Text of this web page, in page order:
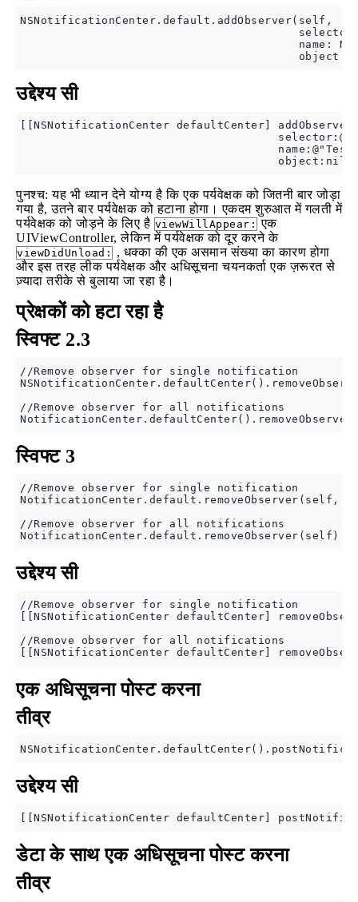
NSNotificationCenter.default.addObserver(self,
name:
उद्देश्य सी
[[NSNotificationCenter defaultCenter]
पुनश्च: यह भी ध्यान देने योग्य है कि एक पर्यवेक्षक को जितनी बार जोड़ा
गया है, उतने बार पर्यवेक्षक को हटाना होगा। एकदम शुरुआत में गलती में
पर्यवेक्षक को जोड़ने के लिए है viewWillAppear: एक
UIViewController, लेकिन में पर्यवेक्षक को दूर करने के
viewDidUnload:
, धक्का की एक असमान संख्या का कारण होगा
और इस तरह लीक पर्यवेक्षक और अधिसूचना चयनकर्ता एक ज़रूरत से
ज़्यादा तरीके से बुलाया जा रहा है।
प्रेक्षकों को हटा रहा है
स्विफ्ट 2.3
//Remove observer for single notification
//Remove observer for all notifications
स्विफ्ट 3
//Remove observer for single notification
NotificationCenter.default.removeObserver(self,
//Remove observer for all notifications
उद्देश्य सी
//Remove observer for single notification
[[NSNotificationCenter defaultCenter]
//Remove observer for all notifications
एक अधिसूचना पोस्ट करना
तीव्र
उद्देश्य सी
डेटा के साथ एक अधिसूचना पोस्ट करना
तीव्र